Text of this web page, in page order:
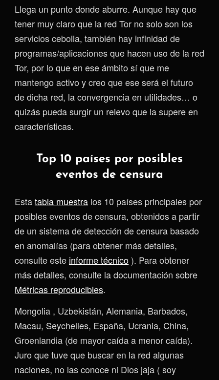
Llega un punto donde aburre. Aunque hay que
tener muy claro que la red Tor no solo son los
servicios cebolla, también hay infinidad de
programas/aplicaciones que hacen uso de la red
Tor, por lo que en ese ámbito sí que me
mantengo activo y creo que ese será el futuro
de dicha red, la convergencia en utilidades… o
quizás pueda surgir un relevo que la supere en
características.
Top 10 países por posibles
eventos de censura
Estatabla muestra los 10 países principales por
posibles eventos de censura, obtenidos a partir
de un sistema de detección de censura basado
en anomalías (para obtener más detalles,
consulte este informe técnico ). Para obtener
más detalles, consulte la documentación sobre
Métricas reproducibles.
Mongolia , Uzbekistán, Alemania, Barbados,
Macau, Seychelles, España, Ucrania, China,
Groenlandia (de mayor caída a menor caída).
Juro que tuve que buscar en la red algunas
naciones, no las conoce ni Dios jaja ( soy